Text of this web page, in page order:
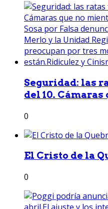
Seguridad: las
del 10. Cámaras
0
El Cristo de la
0